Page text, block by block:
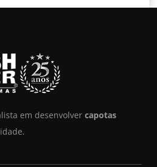
em desenvolver capotas